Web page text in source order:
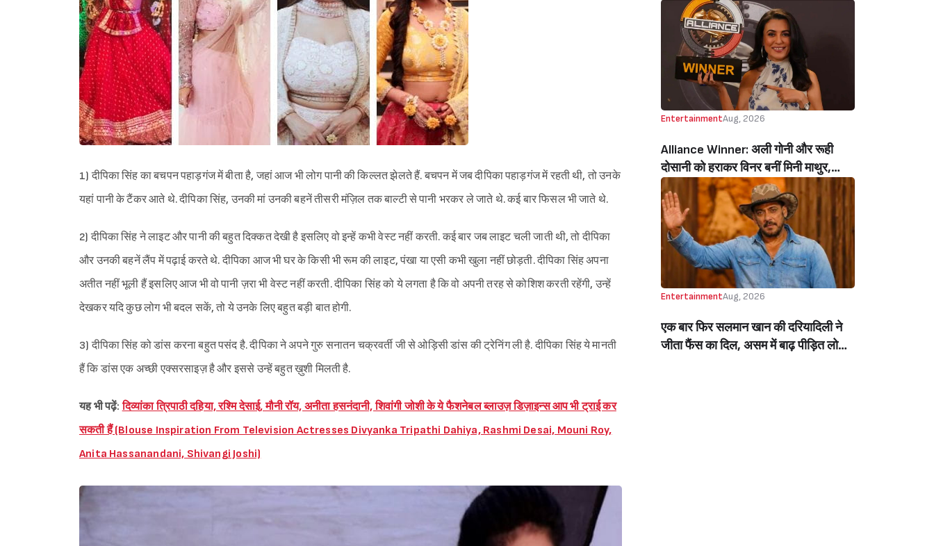
1) दीपिका सिंह का बचपन पहाड़गंज में बीता है, जहां आज भी लोग पानी की किल्लत झेलते हैं. बचपन में जब दीपिका पहाड़गंज में रहती थी, तो उनके
यहां पानी के टैंकर आते थे. दीपिका सिंह, उनकी मां उनकी बहनें तीसरी मंज़िल तक बाल्टी से पानी भरकर ले जाते थे. कई बार फिसल भी जाते थे.
2) दीपिका सिंह ने लाइट और पानी की बहुत दिक्कत देखी है इसलिए वो इन्हें कभी वेस्ट नहीं करती. कई बार जब लाइट चली जाती थी, तो दीपिका
और उनकी बहनें लैंप में पढ़ाई करते थे. दीपिका आज भी घर के किसी भी रूम की लाइट, पंखा या एसी कभी खुला नहीं छोड़ती. दीपिका सिंह अपना
अतीत नहीं भूली हैं इसलिए आज भी वो पानी ज़रा भी वेस्ट नहीं करती. दीपिका सिंह को ये लगता है कि वो अपनी तरह से कोशिश करती रहेंगी, उन्हें
देखकर यदि कुछ लोग भी बदल सकें, तो ये उनके लिए बहुत बड़ी बात होगी.
3) दीपिका सिंह को डांस करना बहुत पसंद है. दीपिका ने अपने गुरु सनातन चक्रवर्ती जी से ओड़िसी डांस की ट्रेनिंग ली है. दीपिका सिंह ये मानती
हैं कि डांस एक अच्छी एक्सरसाइज़ है और इससे उन्हें बहुत ख़ुशी मिलती है.
यह भी पढ़ें:दिव्यांका त्रिपाठी दहिया, रश्मि देसाई, मौनी रॉय, अनीता हसनंदानी, शिवांगी जोशी के ये फैशनेबल ब्लाउज़ डिज़ाइन्स आप भी ट्राई कर
सकती हैं (Blouse Inspiration From Television Actresses Divyanka Tripathi Dahiya, Rashmi Desai, Mouni Roy,
Anita Hassanandani, Shivangi Joshi)
Got ‘Ghajini’ Because Of Pradeep
Rawat)
EntertainmentAug, 2026
Alliance Winner: अली गोनी और रूही
दोसानी को हराकर विनर बनीं मिनी माथुर,
इनाम में मिले 50 लाख रुपये और चमचमाती ही
ट्रॉफी (Mini Mathur Lifts Trophy
Beats Aly Goni And Ruhee Dosani)
EntertainmentAug, 2026
एक बार फिर सलमान खान की दरियादिली ने
जीता फैंस का दिल, असम में बाढ़ पीड़ित लोगों